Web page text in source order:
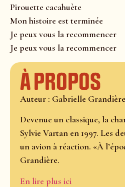
Pirouette cacahuète
Mon histoire est terminée
Je peux vous la recommencer
Je peux vous la recommencer
À propos
Auteur : Gabrielle Grandière
Devenue un classique, la
Sylvie Vartan en 1997. Les
un avion à réaction. «À
Grandière.
En lire plus ici